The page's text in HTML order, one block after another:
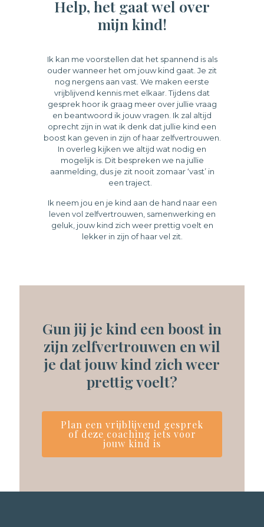
Help, het gaat wel over
mijn kind!
Ik kan me voorstellen dat het spannend is als
ouder wanneer het om jouw kind gaat. Je zit
nog nergens aan vast. We maken eerste
vrijblijvend kennis met elkaar. Tijdens dat
gesprek hoor ik graag meer over jullie vraag
en beantwoord ik jouw vragen. Ik zal altijd
oprecht zijn in wat ik denk dat jullie kind een
boost kan geven in zijn of haar zelfvertrouwen.
In overleg kijken we altijd wat nodig en
mogelijk is. Dit bespreken we na jullie
aanmelding, dus je zit nooit zomaar ‘vast’ in
een traject.
Ik neem jou en je kind aan de hand naar een
leven vol zelfvertrouwen, samenwerking en
geluk, jouw kind zich weer prettig voelt en
lekker in zijn of haar vel zit.
Gun jij je kind een boost in
zijn zelfvertrouwen en wil
je dat jouw kind zich weer
prettig voelt?
Plan een vrijblijvend gesprek
of deze coaching iets voor
jouw kind is